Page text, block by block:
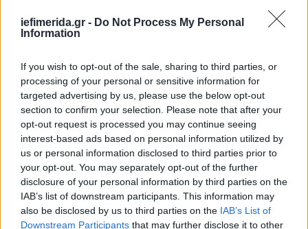
iefimerida.gr - Do Not Process My Personal
Information
If you wish to opt-out of the sale, sharing to third parties, or
processing of your personal or sensitive information for
targeted advertising by us, please use the below opt-out
section to confirm your selection. Please note that after your
opt-out request is processed you may continue seeing
interest-based ads based on personal information utilized by
us or personal information disclosed to third parties prior to
your opt-out. You may separately opt-out of the further
disclosure of your personal information by third parties on the
IAB’s list of downstream participants. This information may
also be disclosed by us to third parties on the IAB’s List of
Downstream Participants that may further disclose it to other